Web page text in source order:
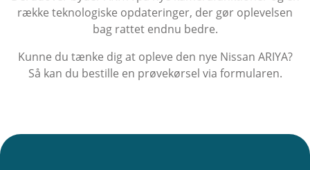
række teknologiske opdateringer, der gør oplevelsen
bag rattet endnu bedre.
Kunne du tænke dig at opleve den nye Nissan ARIYA?
Så kan du bestille en prøvekørsel via formularen.